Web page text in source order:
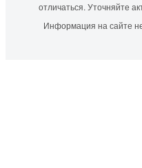
отличаться. Уточняйте
Информация на сайте